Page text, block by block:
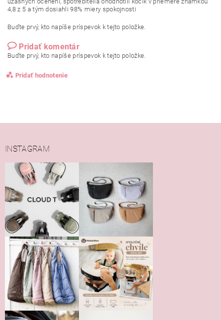
4,8 z 5 a tým dosiahli 98% miery spokojnosti
Buďte prvý, kto napíše príspevok k tejto položke.
Pridať komentár
Buďte prvý, kto napíše príspevok k tejto položke.
Pridať hodnotenie
Vložením hodnotenie súhlasíte s
podmienkami ochrany
osobných údajov
INSTAGRAM